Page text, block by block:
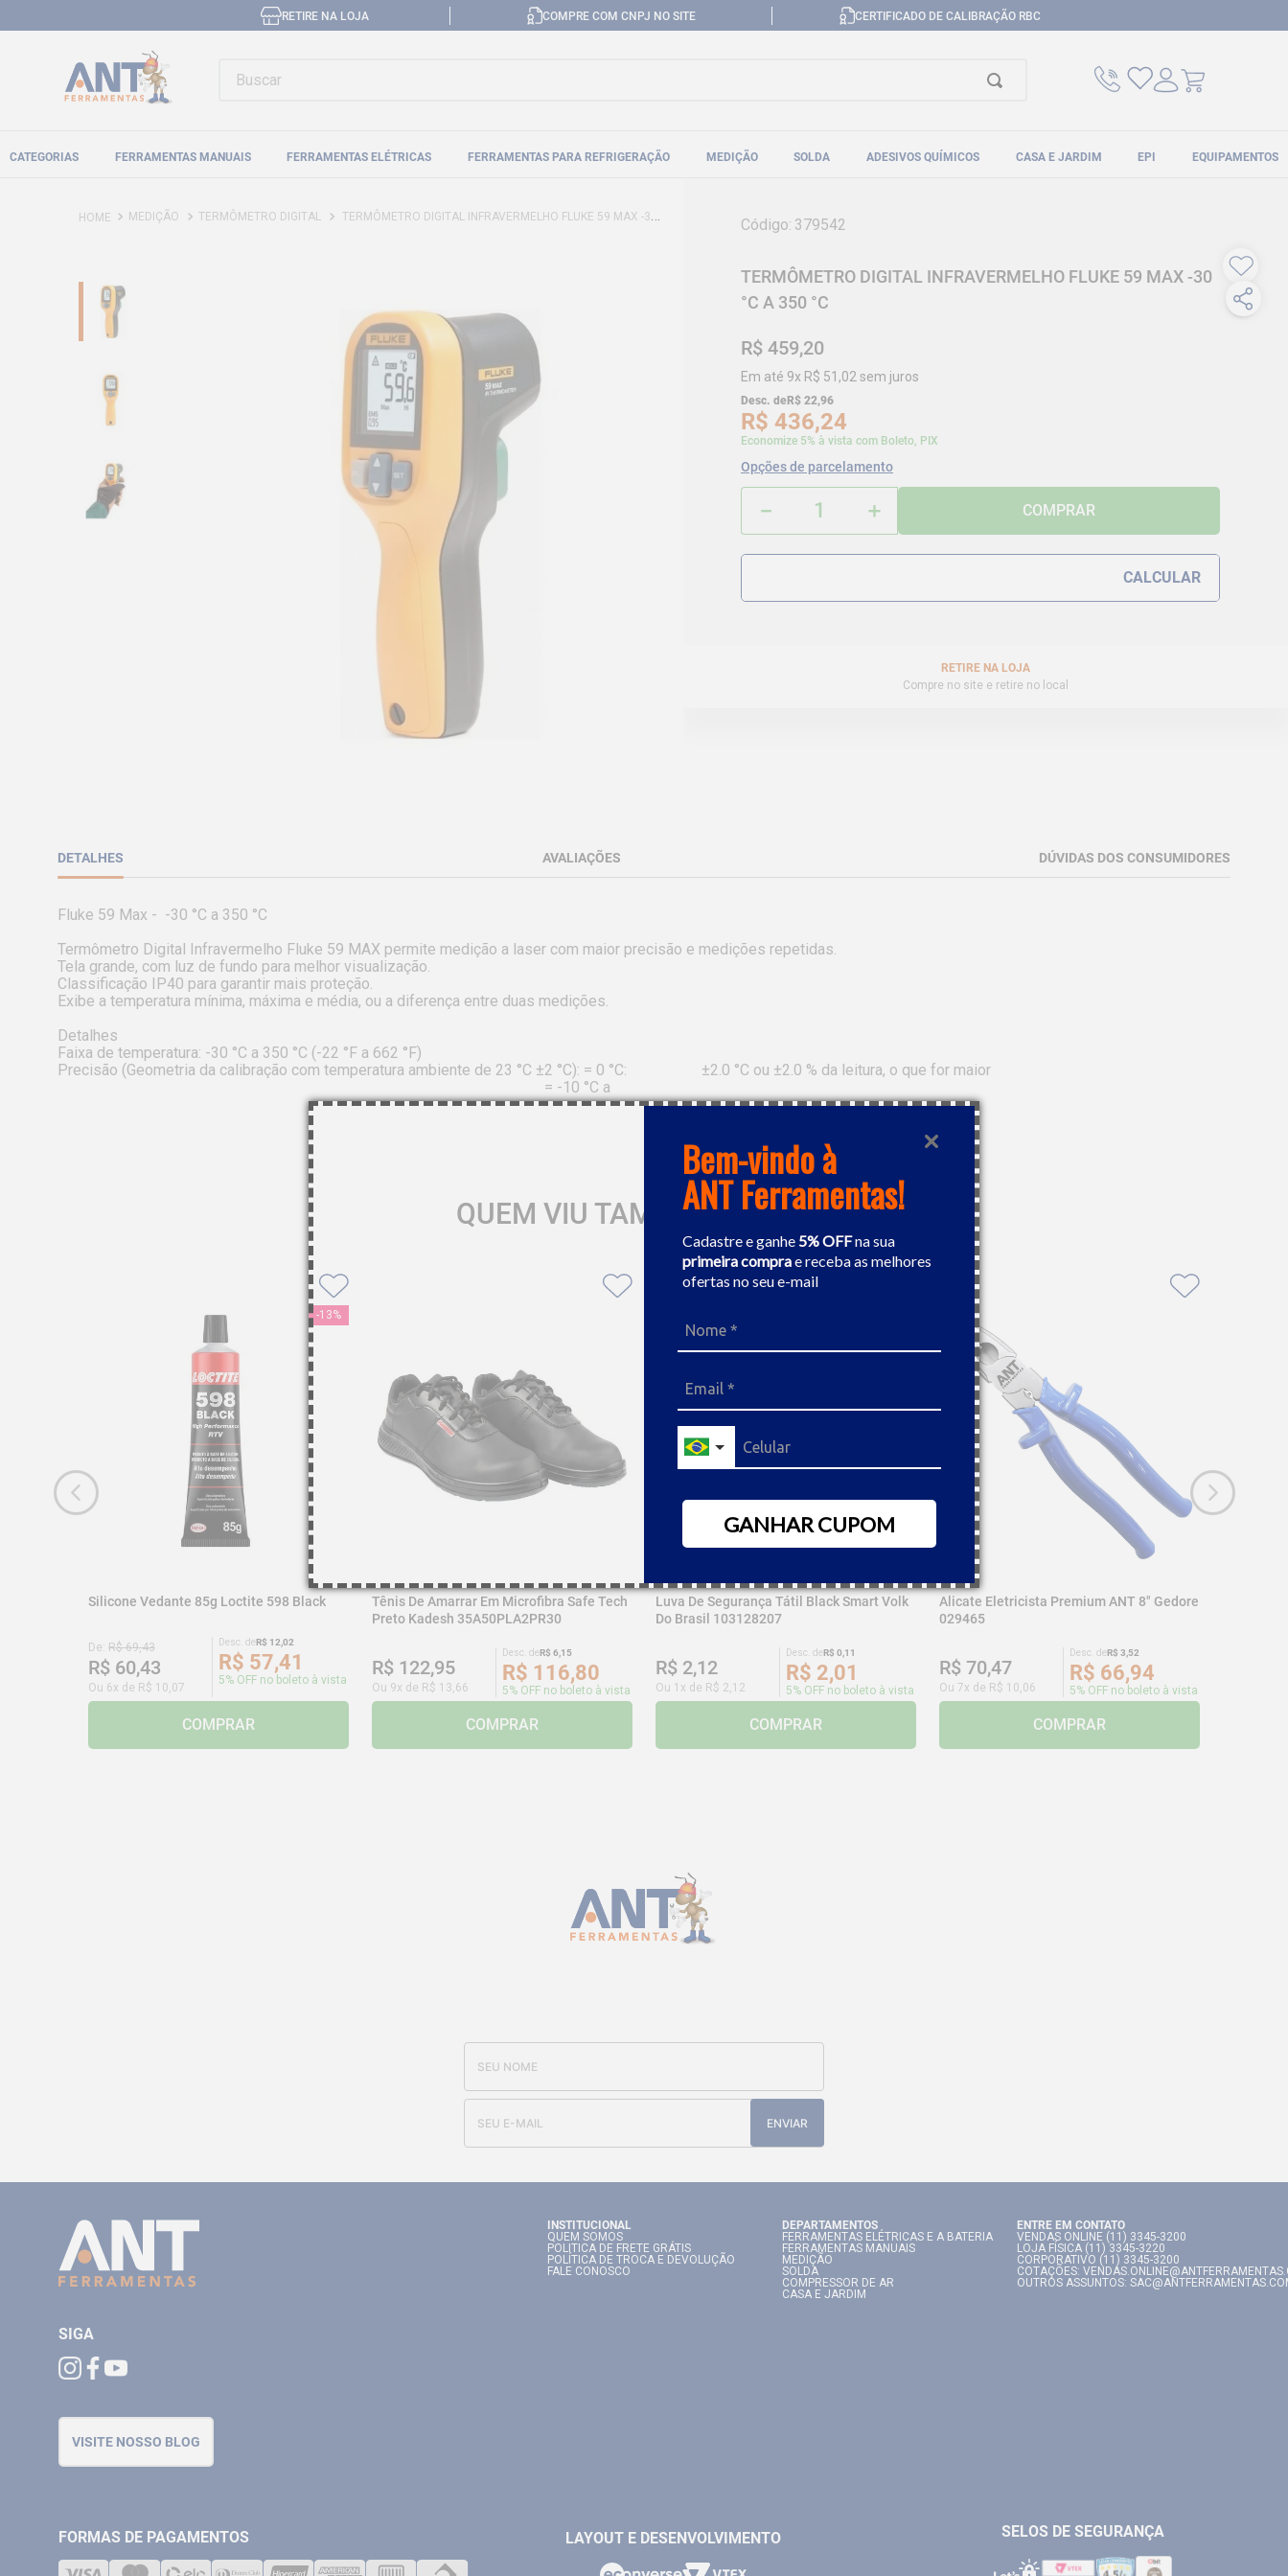
Bem-vindo à
ANT Ferramentas!
Cadastre e ganhe5% OFFna sua
primeira comprae receba as melhores
ofertas no seu e-mail
GANHAR CUPOM
RETIRE NA LOJA COMPRE COM CNPJ NO SITE CERTIFICADO DE CALIBRAÇÃO RBC
CATEGORIAS FERRAMENTAS MANUAIS FERRAMENTAS ELÉTRICAS FERRAMENTAS PARA REFRIGERAÇÃO MEDIÇÃO SOLDA ADESIVOS QUÍMICOS CASA E JARDIM EPI EQUIPAMENTOS
MEDIÇÃO TERMÔMETRO DIGITAL TERMÔMETRO DIGITAL INFRAVERMELHO FLUKE 59 MAX -30 °C A 350 °C Código: 379542
TERMÔMETRO DIGITAL INFRAVERMELHO FLUKE 59 MAX -30
°C A 350 °C
R$ 459,20
Em até 9x R$ 51 ,02 sem juros
Desc. deR$ 22,96
R$ 436,24
Economize 5% à vista com Boleto, PIX
Opções de parcelamento
＋
－ COMPRAR
RETIRE NA LOJA
Compre no site e retire no local
DETALHES AVALIAÇÕES DÚVIDAS DOS CONSUMIDORES
Fluke 59 Max -  -30 °C a 350 °C
Termômetro Digital Infravermelho Fluke 59 MAX permite medição a laser com maior precisão e medições repetidas.
Tela grande, com luz de fundo para melhor visualização.
Classificação IP40 para garantir mais proteção.
Exibe a temperatura mínima, máxima e média, ou a diferença entre duas medições.
Detalhes
Faixa de temperatura: -30 °C a 350 °C (-22 °F a 662 °F)
Precisão (Geometria da calibração com temperatura ambiente de 23 °C ±2 °C): = 0 °C:	                ±2.0 °C ou ±2.0 % da leitura, o que for maior
                                                                                                                               = -10 °C a
QUEM VIU TAMBÉM GOSTOU
-13%
Silicone Vedante 85g Loctite 598 Black
De:R$ 69,43
R$ 60,43
Ou 6x de R$ 10 07
Desc. deR$ 12 02
R$ 57,41
5% OFF no boleto à vista
COMPRAR
Tênis De Amarrar Em Microfibra Safe Tech
Preto Kadesh 35A50PLA2PR30
R$ 122,95
Ou 9x de R$ 13 66
Desc. deR$ 6, 15
R$ 116,80
5% OFF no boleto à vista
COMPRAR
Luva De Segurança Tátil Black Smart Volk
Do Brasil 103128207
R$ 2,12
Ou 1 x de R$ 2 12
Desc. deR$ 0 11
R$ 2,01
5% OFF no boleto à vista
COMPRAR
Alicate Eletricista Premium ANT 8" Gedore
029465
R$ 70,47
Ou7x de R$ 10 06
Desc. deR$ 3 52
R$ 66,94
5% OFF no boleto à vista
COMPRAR
ENVIAR
SIGA
VISITE NOSSO BLOG
INSTITUCIONAL
QUEM SOMOS
POLITICA DE FRETE GRÁTIS
POLÍTICA DE TROCA E DEVOLUÇÃO
FALE CONOSCO
DEPARTAMENTOS
FERRAMENTAS ELÉTRICAS E A BATERIA
FERRAMENTAS MANUAIS
MEDIÇÃO
SOLDA
COMPRESSOR DE AR
CASA E JARDIM
ENTRE EM CONTATO
VENDAS ONLINE (11) 3345-3200
LOJA FÍSICA (11) 3345-3220
CORPORATIVO (11) 3345-3200
COTAÇÕES:
OUTROS ASSUNTOS:
FORMAS DE PAGAMENTOS LAYOUT E DESENVOLVIMENTO SELOS DE SEGURANÇA